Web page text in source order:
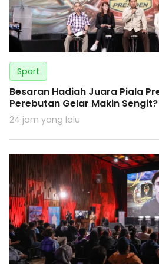
Sport
Besaran Hadiah Juara Piala
Perebutan Gelar Makin Sengit?
24 jam yang lalu